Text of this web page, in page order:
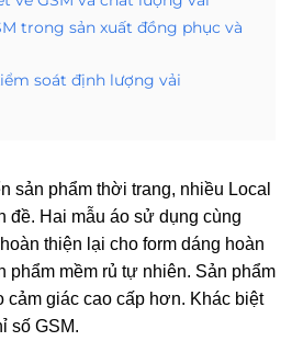
trong sản xuất đồng phục và
soát định lượng vải
sản phẩm thời trang, nhiều Local
đề. Hai mẫu áo sử dụng cùng
thiện lại cho form dáng hoàn
phẩm mềm rủ tự nhiên. Sản phẩm
cảm giác cao cấp hơn. Khác biệt
số GSM.